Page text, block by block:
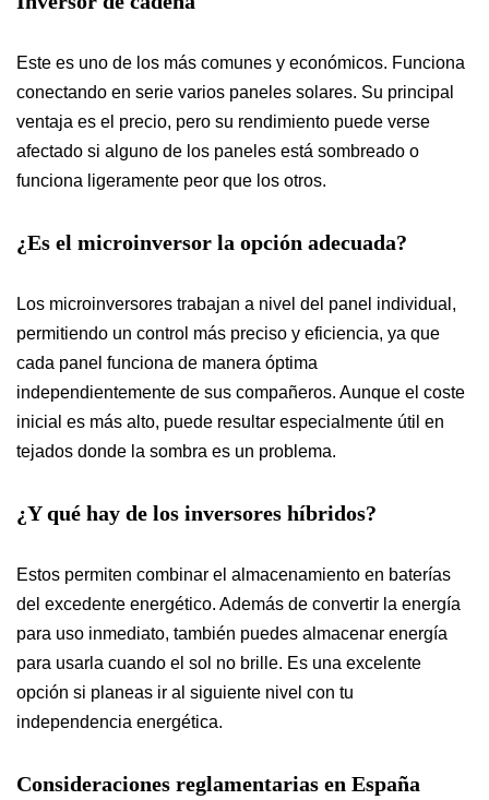
Este es uno de los más comunes y económicos. Funciona
conectando en serie varios paneles solares. Su principal
ventaja es el precio, pero su rendimiento puede verse
afectado si alguno de los paneles está sombreado o
funciona ligeramente peor que los otros.
¿Es el microinversor la opción adecuada?
Los microinversores trabajan a nivel del panel individual,
permitiendo un control más preciso y eficiencia, ya que
cada panel funciona de manera óptima
independientemente de sus compañeros. Aunque el coste
inicial es más alto, puede resultar especialmente útil en
tejados donde la sombra es un problema.
¿Y qué hay de los inversores híbridos?
Estos permiten combinar el almacenamiento en baterías
del excedente energético. Además de convertir la energía
para uso inmediato, también puedes almacenar energía
para usarla cuando el sol no brille. Es una excelente
opción si planeas ir al siguiente nivel con tu
independencia energética.
Consideraciones reglamentarias en España